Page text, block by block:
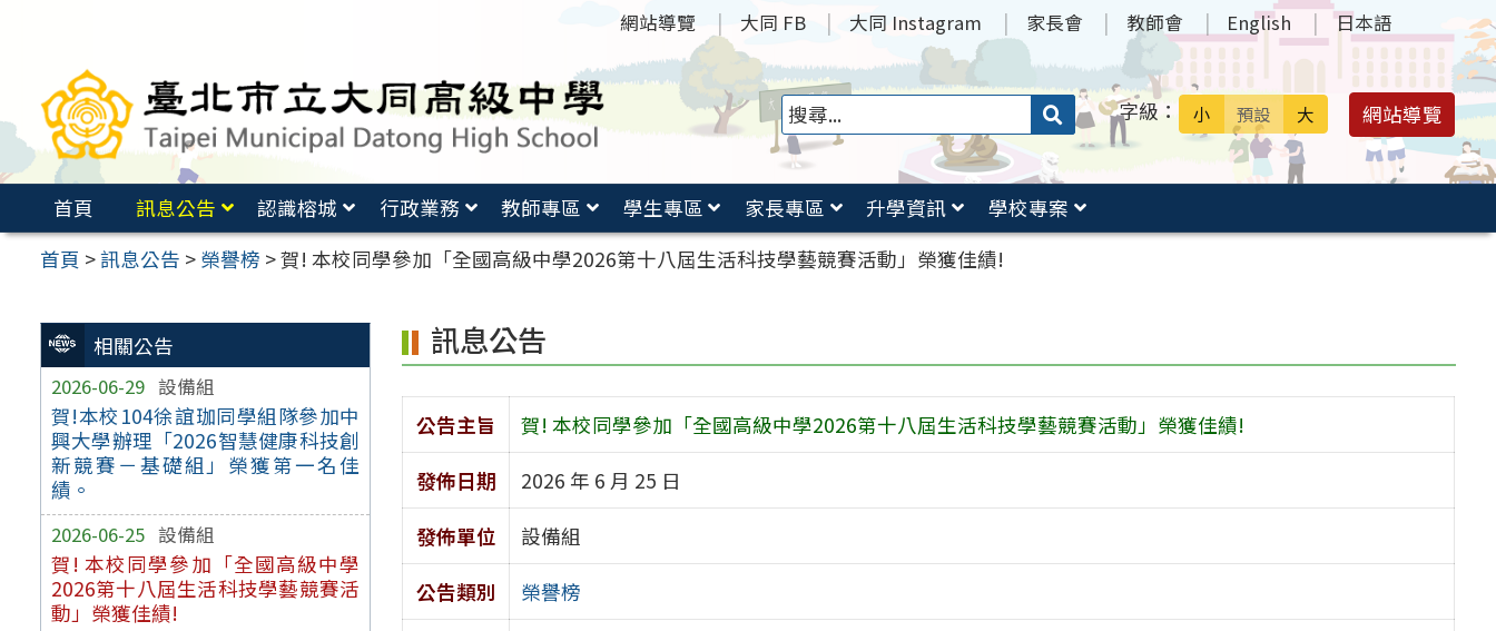
要
容
網站導覽 大同 FB 大同 Instagram 家長會 教師會 English 日本語
搜
送出 字級： 小 預設 大 網站導覽
首頁 訊息公告 認識榕城 行政業務 教師專區 學生專區 家長專區 升學資訊
學校專案
首頁 >訊息公告 > 榮譽榜 >賀! 本校同學參加「全國高級中學2026第十八屆生活科技學藝競賽活動」榮獲佳績!
相關公告
2026-06-29 設備組
賀!本校104徐誼珈同學組隊參加中
興大學辦理「2026智慧健康科技創
新競賽－基礎組」榮獲第一名佳
績。
2026-06-25 設備組
賀! 本校同學參加「全國高級中學
2026第十八屆生活科技學藝競賽活
動」榮獲佳績!
訊息公告
公告主旨
賀! 本校同學參加「全國高級中學2026第十八屆生活科技學藝競賽活動」榮獲佳績!
發佈日期
2026 年 6 月 25 日
發佈單位
設備組
公告類別
榮譽榜